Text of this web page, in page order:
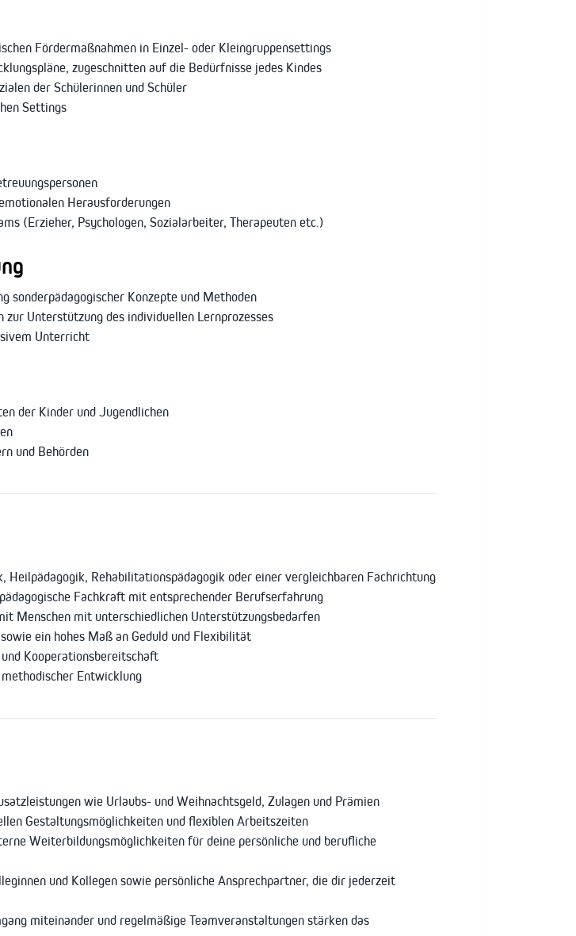
Fördermaßnahmen in Einzel- oder Kleingruppensettings
zugeschnitten auf die Bedürfnisse jedes Kindes
der Schülerinnen und Schüler
Settings
Herausforderungen
(Erzieher, Psychologen, Sozialarbeiter, Therapeuten etc.)
sonderpädagogischer Konzepte und Methoden
Unterstützung des individuellen Lernprozesses
Unterricht
der Kinder und Jugendlichen
und Behörden
Heilpädagogik, Rehabilitationspädagogik oder einer vergleichbaren Fachrichtung
Fachkraft mit entsprechender Berufserfahrung
Menschen mit unterschiedlichen Unterstützungsbedarfen
ein hohes Maß an Geduld und Flexibilität
Kooperationsbereitschaft
Entwicklung
wie Urlaubs- und Weihnachtsgeld, Zulagen und Prämien
Gestaltungsmöglichkeiten und flexiblen Arbeitszeiten
Weiterbildungsmöglichkeiten für deine persönliche und berufliche
und Kollegen sowie persönliche Ansprechpartner, die dir jederzeit
miteinander und regelmäßige Teamveranstaltungen stärken das